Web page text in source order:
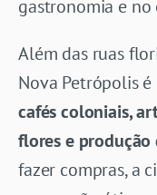
gastronomia e
Além das ruas
Nova Petrópolis
cafés coloniais,
flores e produção
fazer compras, a